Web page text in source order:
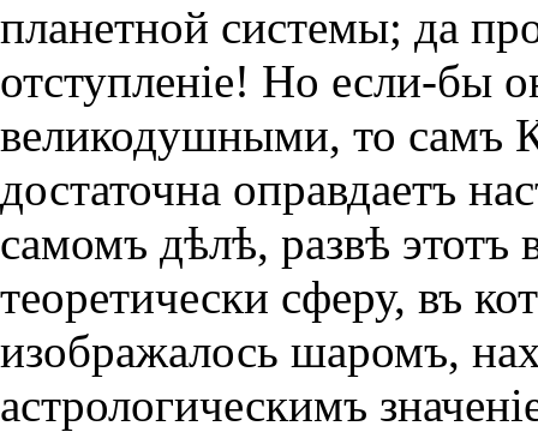
планетной системы; да
отступленiе! Но если-бы
великодушными, то самъ
достаточна оправдаетъ
самомъ дѣлѣ, развѣ этотъ
теоретически сферу, въ
изображалось шаромъ,
астрологическимъ